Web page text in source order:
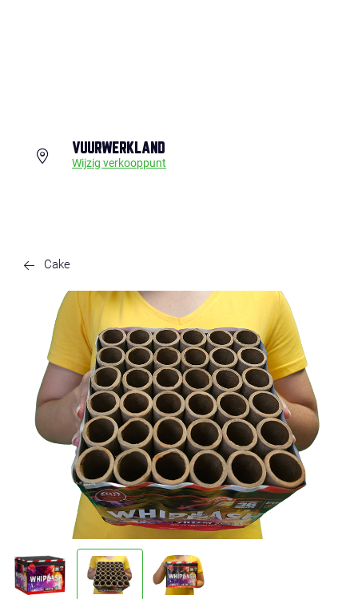
VUURWERKLAND
Wijzig verkooppunt
Cake